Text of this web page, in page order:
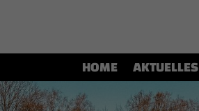
HOME AKTUELLES